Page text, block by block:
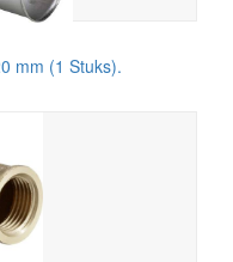
mm (1 Stuks).